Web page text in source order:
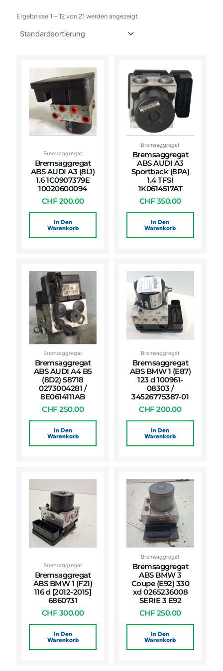
Ergebnisse 1 – 12 von 21 werden angezeigt
Bremsaggregat
Bremsaggregat
ABS AUDI A3 (8L1)
1.6 1C0907379E
10020600094
CHF 200.00
In Den
Warenkorb
Bremsaggregat
Bremsaggregat
ABS AUDI A3
Sportback (8PA)
1.4 TFSI
1K0614517AT
CHF 350.00
In Den
Warenkorb
Bremsaggregat
Bremsaggregat
ABS AUDI A4 B5
(8D2) 58718
0273004281 /
8E0614111AB
CHF 250.00
In Den
Warenkorb
Bremsaggregat
Bremsaggregat
ABS BMW 1 (E87)
123 d 100961-
08303 /
34526775387-01
CHF 200.00
In Den
Warenkorb
Bremsaggregat
Bremsaggregat
ABS BMW 1 (F21)
116 d [2012-2015]
6860731
CHF 300.00
In Den
Warenkorb
Bremsaggregat
Bremsaggregat
ABS BMW 3
Coupe (E92) 330
xd 0265236008
SERIE 3 E92
CHF 250.00
In Den
Warenkorb